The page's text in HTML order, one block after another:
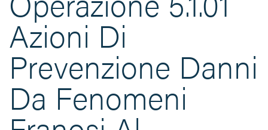
Azioni Di
Prevenzione Danni
Da Fenomeni